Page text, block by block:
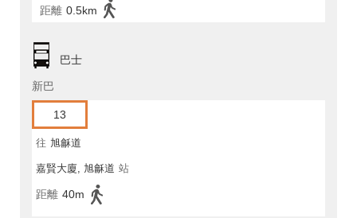
距離 0.5km
巴士
新巴
13
往 旭龢道
嘉賢大廈, 旭龢道 站
距離 40m